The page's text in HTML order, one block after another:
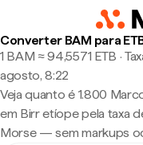
Converter BAM para
1 BAM ≈ 94,5571 ETB ·
agosto, 8:22
Veja quanto é 1.800
em Birr etíope pela taxa
Morse — sem markups